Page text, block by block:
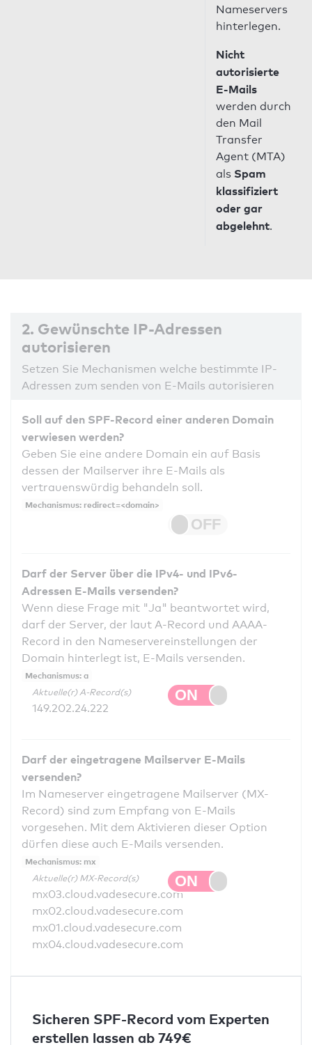
Nameservers
hinterlegen.
Nicht
autorisierte
E-Mails
werden durch
den Mail
Transfer
Agent (MTA)
als Spam
klassifiziert
oder gar
abgelehnt.
2. Gewünschte IP-Adressen
autorisieren
Setzen Sie Mechanismen welche bestimmte IP-
Adressen zum senden von E-Mails autorisieren
Soll auf den SPF-Record einer anderen Domain
verwiesen werden?
Geben Sie eine andere Domain ein auf Basis
dessen der Mailserver ihre E-Mails als
vertrauenswürdig behandeln soll.
Mechanismus: redirect=<domain>
Darf der Server über die IPv4- und IPv6-
Adressen E-Mails versenden?
Wenn diese Frage mit "Ja" beantwortet wird,
darf der Server, der laut A-Record und AAAA-
Record in den Nameservereinstellungen der
Domain hinterlegt ist, E-Mails versenden.
Mechanismus: a
Aktuelle(r) A-Record(s)
149.202.24.222
Darf der eingetragene Mailserver E-Mails
versenden?
Im Nameserver eingetragene Mailserver (MX-
Record) sind zum Empfang von E-Mails
vorgesehen. Mit dem Aktivieren dieser Option
dürfen diese auch E-Mails versenden.
Mechanismus: mx
Aktuelle(r) MX-Record(s)
mx03.cloud.vadesecure.com
mx02.cloud.vadesecure.com
mx01.cloud.vadesecure.com
mx04.cloud.vadesecure.com
Sicheren SPF-Record vom Experten
erstellen lassen ab 749€